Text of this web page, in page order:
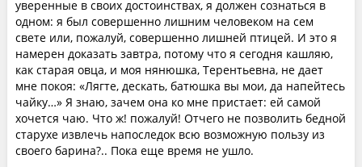
уверенные в своих достоинствах, я должен сознаться в
одном: я был совершенно лишним человеком на сем
свете или, пожалуй, совершенно лишней птицей. И это я
намерен доказать завтра, потому что я сегодня кашляю,
как старая овца, и моя нянюшка, Терентьевна, не дает
мне покоя: «Лягте, дескать, батюшка вы мои, да напейтесь
чайку…» Я знаю, зачем она ко мне пристает: ей самой
хочется чаю. Что ж! пожалуй! Отчего не позволить бедной
старухе извлечь напоследок всю возможную пользу из
своего барина?.. Пока еще время не ушло.